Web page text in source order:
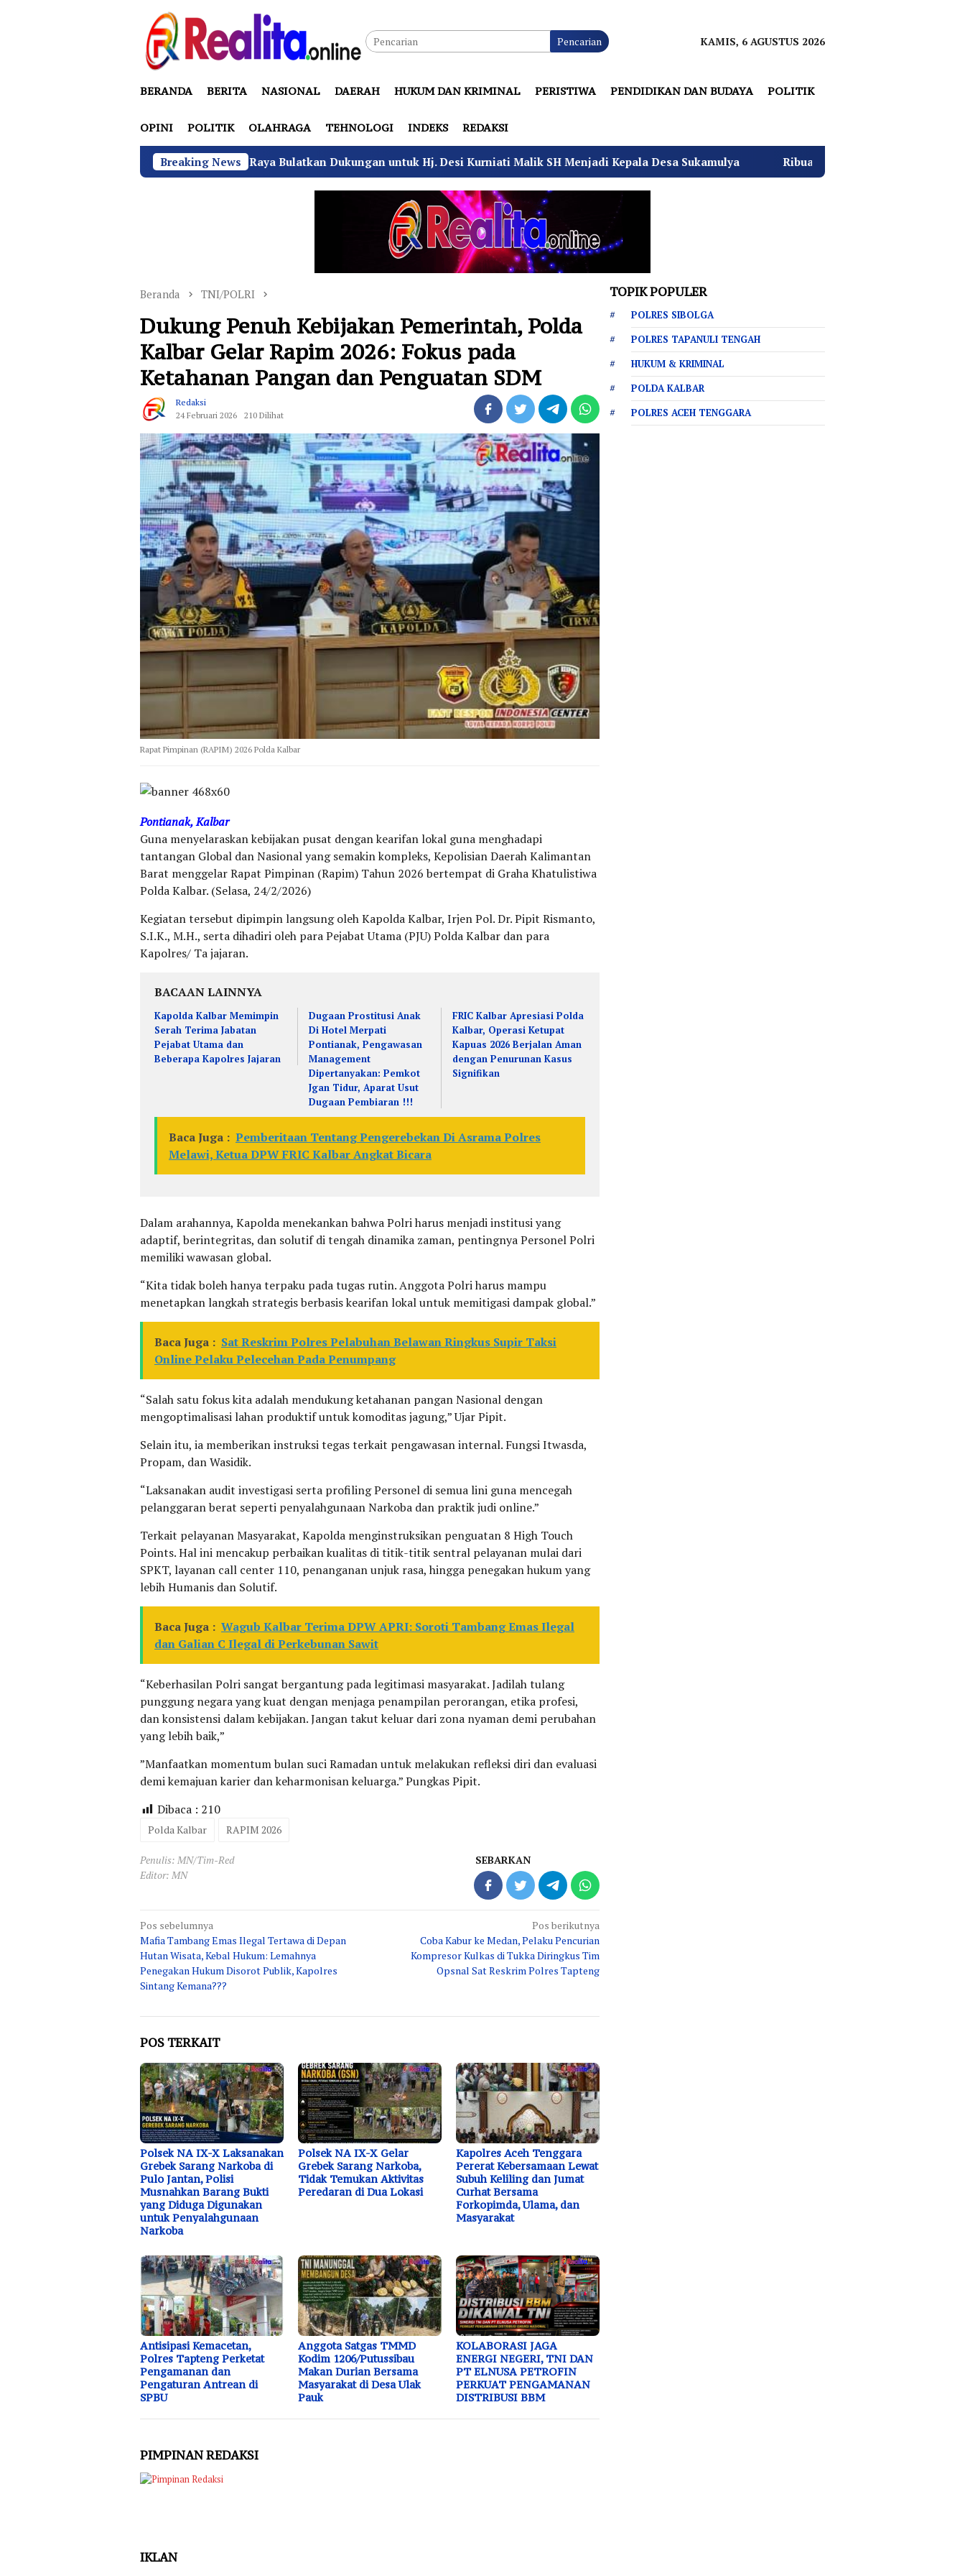
Pencarian KAMIS, 6 AGUSTUS 2026
BERANDA BERITA NASIONAL DAERAH HUKUM DAN KRIMINAL PERISTIWA PENDIDIKAN DAN BUDAYA POLITIK
OPINI POLITIK OLAHRAGA TEHNOLOGI INDEKS REDAKSI
Breaking News
4 Pemuda Bungur Raya Bulatkan Dukungan untuk Hj. Desi Kurniati Malik SH Menjadi Kepala Desa Sukamulya Ribuan Warga Sukamulya Padati Kediaman Hj.
Beranda TNI/POLRI
Dukung Penuh Kebijakan Pemerintah, Polda
Kalbar Gelar Rapim 2026: Fokus pada
Ketahanan Pangan dan Penguatan SDM
Redaksi
24 Februari 2026
210 Dilihat
Rapat Pimpinan (RAPIM) 2026 Polda Kalbar
​Pontianak, Kalbar
Guna menyelaraskan kebijakan pusat dengan kearifan lokal guna menghadapi
tantangan Global dan Nasional yang semakin kompleks, Kepolisian Daerah Kalimantan
Barat menggelar Rapat Pimpinan (Rapim) Tahun 2026 bertempat di Graha Khatulistiwa
Polda Kalbar. (Selasa, 24/2/2026)
​Kegiatan tersebut dipimpin langsung oleh Kapolda Kalbar, Irjen Pol. Dr. Pipit Rismanto,
S.I.K., M.H., serta dihadiri oleh para Pejabat Utama (PJU) Polda Kalbar dan para
Kapolres/ Ta jajaran.
BACAAN LAINNYA
Kapolda Kalbar Memimpin
Serah Terima Jabatan
Pejabat Utama dan
Beberapa Kapolres Jajaran
Dugaan Prostitusi Anak
Di Hotel Merpati
Pontianak, Pengawasan
Management
Dipertanyakan: Pemkot
Jgan Tidur, Aparat Usut
Dugaan Pembiaran !!!
FRIC Kalbar Apresiasi Polda
Kalbar, Operasi Ketupat
Kapuas 2026 Berjalan Aman
dengan Penurunan Kasus
Signifikan
Baca Juga : Pemberitaan Tentang Pengerebekan Di Asrama Polres
Melawi, Ketua DPW FRIC Kalbar Angkat Bicara
Dalam arahannya, Kapolda menekankan bahwa Polri harus menjadi institusi yang
adaptif, berintegritas, dan solutif di tengah dinamika zaman, pentingnya Personel Polri
memiliki wawasan global.
​“Kita tidak boleh hanya terpaku pada tugas rutin. Anggota Polri harus mampu
menetapkan langkah strategis berbasis kearifan lokal untuk memitigasi dampak global.”
Baca Juga : Sat Reskrim Polres Pelabuhan Belawan Ringkus Supir Taksi
Online Pelaku Pelecehan Pada Penumpang
“Salah satu fokus kita adalah mendukung ketahanan pangan Nasional dengan
mengoptimalisasi lahan produktif untuk komoditas jagung,” Ujar Pipit.
​Selain itu, ia memberikan instruksi tegas terkait pengawasan internal. Fungsi Itwasda,
Propam, dan Wasidik.
“Laksanakan audit investigasi serta profiling Personel di semua lini guna mencegah
pelanggaran berat seperti penyalahgunaan Narkoba dan praktik judi online.”
​Terkait pelayanan Masyarakat, Kapolda menginstruksikan penguatan 8 High Touch
Points. Hal ini mencakup perbaikan kualitas di titik-titik sentral pelayanan mulai dari
SPKT, layanan call center 110, penanganan unjuk rasa, hingga penegakan hukum yang
lebih Humanis dan Solutif.
Baca Juga : Wagub Kalbar Terima DPW APRI: Soroti Tambang Emas Ilegal
dan Galian C Ilegal di Perkebunan Sawit
​“Keberhasilan Polri sangat bergantung pada legitimasi masyarakat. Jadilah tulang
punggung negara yang kuat dengan menjaga penampilan perorangan, etika profesi,
dan konsistensi dalam kebijakan. Jangan takut keluar dari zona nyaman demi perubahan
yang lebih baik,”
​”Manfaatkan momentum bulan suci Ramadan untuk melakukan refleksi diri dan evaluasi
demi kemajuan karier dan keharmonisan keluarga.” Pungkas Pipit.
Dibaca : 210
Polda Kalbar RAPIM 2026
Penulis: MN/Tim-Red
Editor: MN
SEBARKAN
Navigasi
pos
Pos sebelumnya
Mafia Tambang Emas Ilegal Tertawa di Depan
Hutan Wisata, Kebal Hukum: Lemahnya
Penegakan Hukum Disorot Publik, Kapolres
Sintang Kemana???
Pos berikutnya
Coba Kabur ke Medan, Pelaku Pencurian
Kompresor Kulkas di Tukka Diringkus Tim
Opsnal Sat Reskrim Polres Tapteng
POS TERKAIT
Polsek NA IX-X Laksanakan
Grebek Sarang Narkoba di
Pulo Jantan, Polisi
Musnahkan Barang Bukti
yang Diduga Digunakan
untuk Penyalahgunaan
Narkoba
Polsek NA IX-X Gelar
Grebek Sarang Narkoba,
Tidak Temukan Aktivitas
Peredaran di Dua Lokasi
Kapolres Aceh Tenggara
Pererat Kebersamaan Lewat
Subuh Keliling dan Jumat
Curhat Bersama
Forkopimda, Ulama, dan
Masyarakat
Antisipasi Kemacetan,
Polres Tapteng Perketat
Pengamanan dan
Pengaturan Antrean di
SPBU
Anggota Satgas TMMD
Kodim 1206/Putussibau
Makan Durian Bersama
Masyarakat di Desa Ulak
Pauk
KOLABORASI JAGA
ENERGI NEGERI, TNI DAN
PT ELNUSA PETROFIN
PERKUAT PENGAMANAN
DISTRIBUSI BBM
TOPIK POPULER
POLRES SIBOLGA
POLRES TAPANULI TENGAH
HUKUM & KRIMINAL
POLDA KALBAR
POLRES ACEH TENGGARA
PIMPINAN REDAKSI
IKLAN